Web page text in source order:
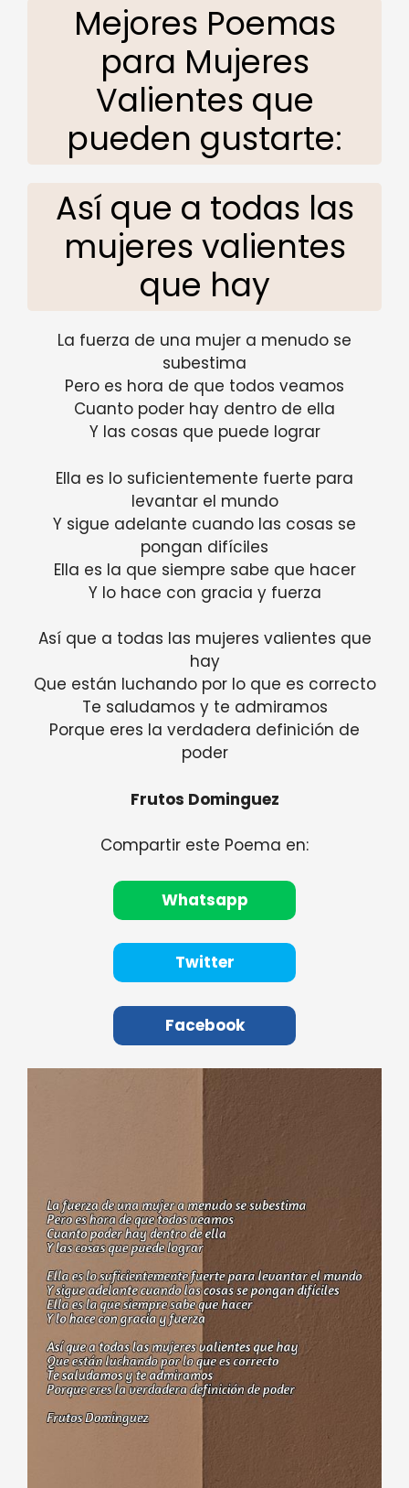
Mejores Poemas
para Mujeres
Valientes que
pueden gustarte:
Así que a todas las
mujeres valientes
que hay
La fuerza de una mujer a menudo se
subestima
Pero es hora de que todos veamos
Cuanto poder hay dentro de ella
Y las cosas que puede lograr
Ella es lo suficientemente fuerte para
levantar el mundo
Y sigue adelante cuando las cosas se
pongan difíciles
Ella es la que siempre sabe que hacer
Y lo hace con gracia y fuerza
Así que a todas las mujeres valientes que
hay
Que están luchando por lo que es correcto
Te saludamos y te admiramos
Porque eres la verdadera definición de
poder
Frutos Dominguez
Compartir este Poema en:
Whatsapp
Twitter
Facebook